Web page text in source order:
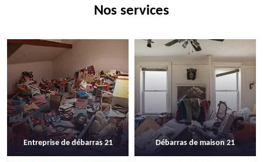
Nos services
Entreprise de débarras 21 Débarras de maison 21